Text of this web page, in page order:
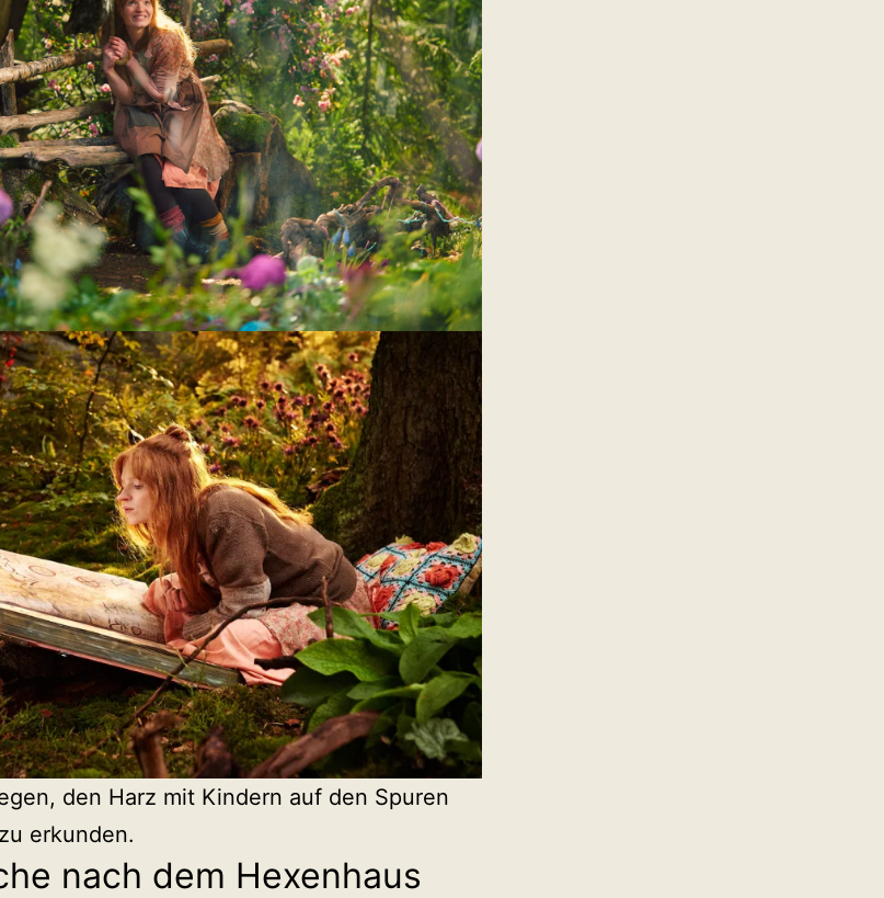
den Harz mit Kindern auf den Spuren
erkunden.
nach dem Hexenhaus